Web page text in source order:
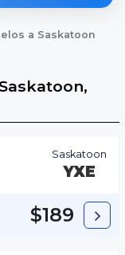
a Saskatoon
Saskatoon
YXE
$189